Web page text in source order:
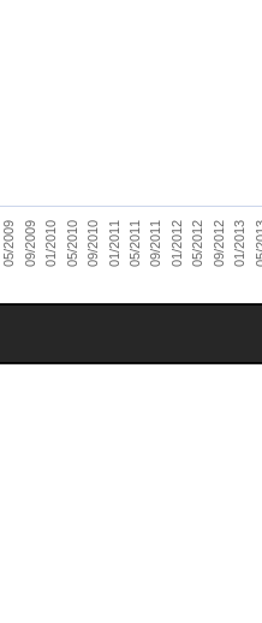
05/2009 09/2009 01/2010 05/2010 09/2010 01/2011 05/2011 09/2011 01/2012 05/2012 09/2012 01/2013